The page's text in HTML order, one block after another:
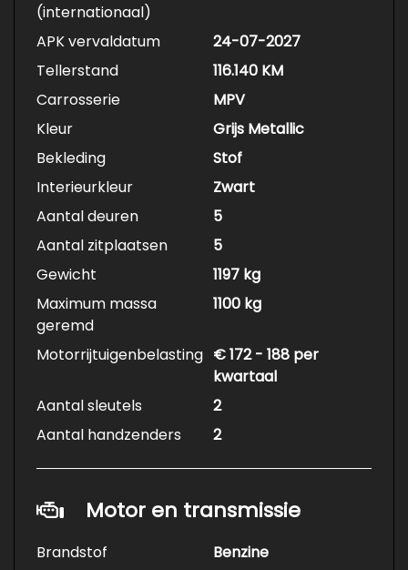
(internationaal)
APK vervaldatum
24-07-2027
Tellerstand
116.140 KM
Carrosserie
MPV
Kleur
Grijs Metallic
Bekleding
Stof
Interieurkleur
Zwart
Aantal deuren
5
Aantal zitplaatsen
5
Gewicht
1197 kg
Maximum massa
geremd
1100 kg
Motorrijtuigenbelasting € 172 - 188 per
kwartaal
Aantal sleutels
2
Aantal handzenders
2
Motor en transmissie
Brandstof
Benzine